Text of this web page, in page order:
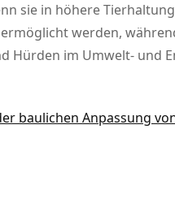
sie in höhere
werden,
Hürden im Umwelt- und
baulichen Anpassung